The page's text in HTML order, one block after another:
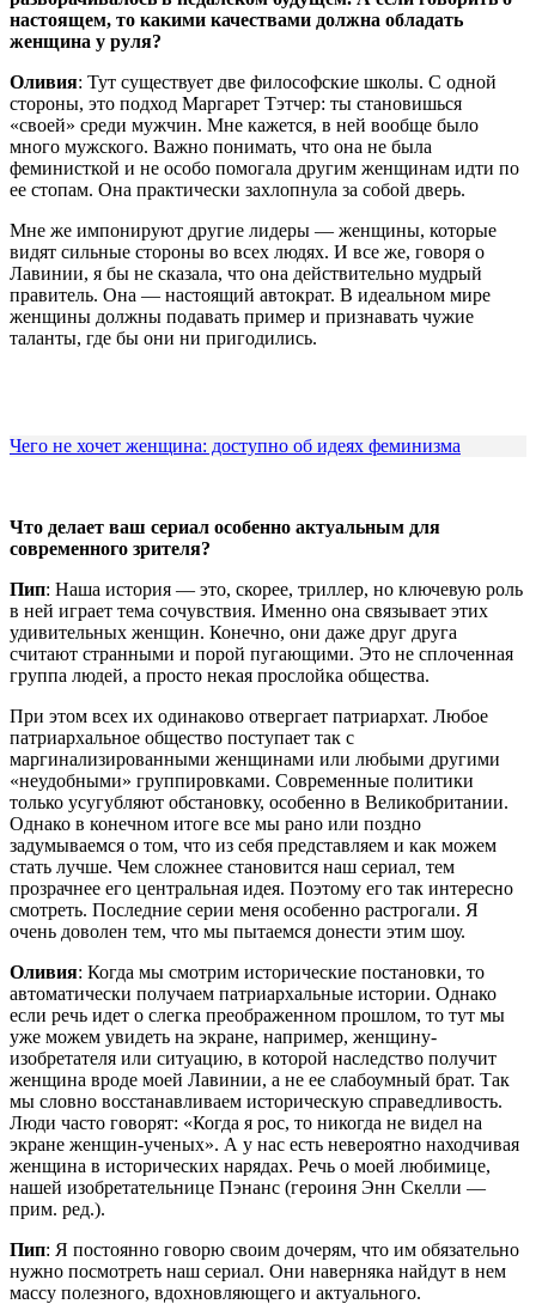
настоящем, то какими качествами должна обладать
женщина у руля?
Оливия: Тут существует две философские школы. С одной
стороны, это подход Маргарет Тэтчер: ты становишься
«своей» среди мужчин. Мне кажется, в ней вообще было
много мужского. Важно понимать, что она не была
феминисткой и не особо помогала другим женщинам идти по
ее стопам. Она практически захлопнула за собой дверь.
Мне же импонируют другие лидеры — женщины, которые
видят сильные стороны во всех людях. И все же, говоря о
Лавинии, я бы не сказала, что она действительно мудрый
правитель. Она — настоящий автократ. В идеальном мире
женщины должны подавать пример и признавать чужие
таланты, где бы они ни пригодились.
Чего не хочет женщина: доступно об идеях феминизма
Что делает ваш сериал особенно актуальным для
современного зрителя?
Пип: Наша история — это, скорее, триллер, но ключевую роль
в ней играет тема сочувствия. Именно она связывает этих
удивительных женщин. Конечно, они даже друг друга
считают странными и порой пугающими. Это не сплоченная
группа людей, а просто некая прослойка общества.
При этом всех их одинаково отвергает патриархат. Любое
патриархальное общество поступает так с
маргинализированными женщинами или любыми другими
«неудобными» группировками. Современные политики
только усугубляют обстановку, особенно в Великобритании.
Однако в конечном итоге все мы рано или поздно
задумываемся о том, что из себя представляем и как можем
стать лучше. Чем сложнее становится наш сериал, тем
прозрачнее его центральная идея. Поэтому его так интересно
смотреть. Последние серии меня особенно растрогали. Я
очень доволен тем, что мы пытаемся донести этим шоу.
Оливия: Когда мы смотрим исторические постановки, то
автоматически получаем патриархальные истории. Однако
если речь идет о слегка преображенном прошлом, то тут мы
уже можем увидеть на экране, например, женщину-
изобретателя или ситуацию, в которой наследство получит
женщина вроде моей Лавинии, а не ее слабоумный брат. Так
мы словно восстанавливаем историческую справедливость.
Люди часто говорят: «Когда я рос, то никогда не видел на
экране женщин-ученых». А у нас есть невероятно находчивая
женщина в исторических нарядах. Речь о моей любимице,
нашей изобретательнице Пэнанс (героиня Энн Скелли —
прим. ред.).
Пип: Я постоянно говорю своим дочерям, что им обязательно
нужно посмотреть наш сериал. Они наверняка найдут в нем
массу полезного, вдохновляющего и актуального.